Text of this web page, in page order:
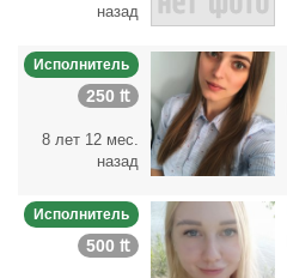
назад
Исполнитель
250 ₶
8 лет 12 мес.
назад
Исполнитель
500 ₶